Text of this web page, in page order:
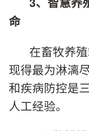
命
在畜牧养
现得最为淋漓
和疾病防控是
人工经验。